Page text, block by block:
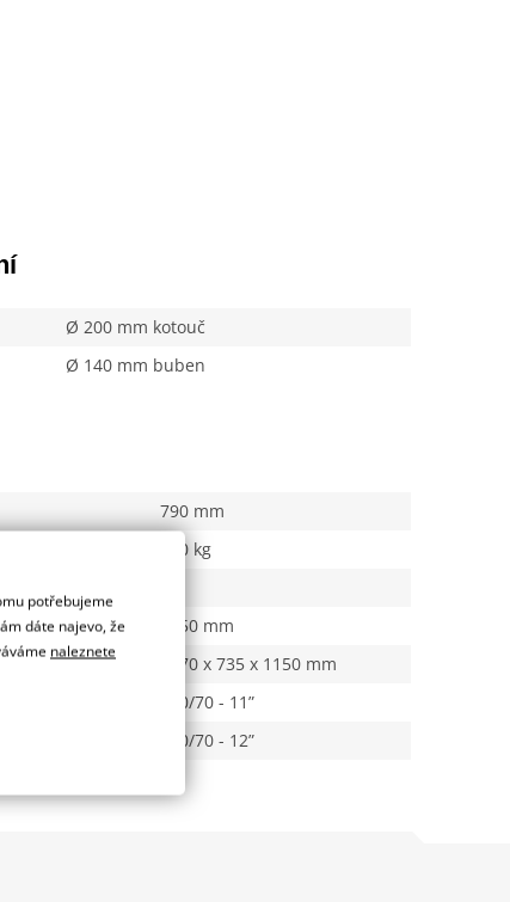
Ø 200 mm kotouč
Ø 140 mm buben
790 mm
130 kg
1350 mm
1870 x 735 x 1150 mm
120/70 - 11”
110/70 - 12”
potřebujeme
dáte najevo, že
naleznete